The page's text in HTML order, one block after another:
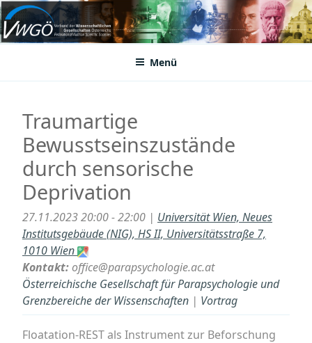
Zum
Inhalt
springenVWGÖ
Federation of Austrian Scientific Societies
Menü
Traumartige
Bewusstseinszustände
durch sensorische
Deprivation
27.11.2023 20:00 - 22:00 | Universität Wien, Neues
Institutsgebäude (NIG), HS II, Universitätsstraße 7,
1010 Wien
Kontakt:office@parapsychologie.ac.at
Österreichische Gesellschaft für Parapsychologie und
Grenzbereiche der Wissenschaften | Vortrag
Floatation-REST als Instrument zur Beforschung